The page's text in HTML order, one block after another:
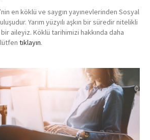
en köklü ve saygın yayınevlerinden Sosyal
Yarım yüzyılı aşkın bir süredir nitelikli
bir aileyiz. Köklü tarihimizi hakkında daha
lütfen tıklayın.